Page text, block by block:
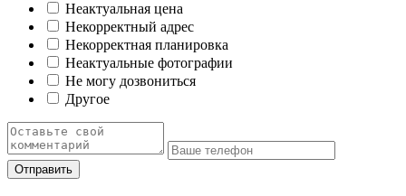
Неактуальная цена
Некорректный адрес
Некорректная планировка
Неактуальные фотографии
Не могу дозвониться
Другое
Отправить